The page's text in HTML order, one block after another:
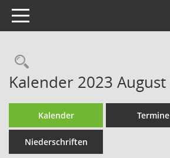
Toggle navigation
Rechercheauswahl
Kalender 2023 August
Kalender Termine
Niederschriften